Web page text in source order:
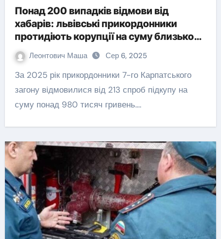
Понад 200 випадків відмови від
хабарів: львівські прикордонники
протидіють корупції на суму близько
мільйона гривень
Леонтович Маша Сер 6, 2025
За 2025 рік прикордонники 7-го Карпатського
загону відмовилися від 213 спроб підкупу на
суму понад 980 тисяч гривень.…